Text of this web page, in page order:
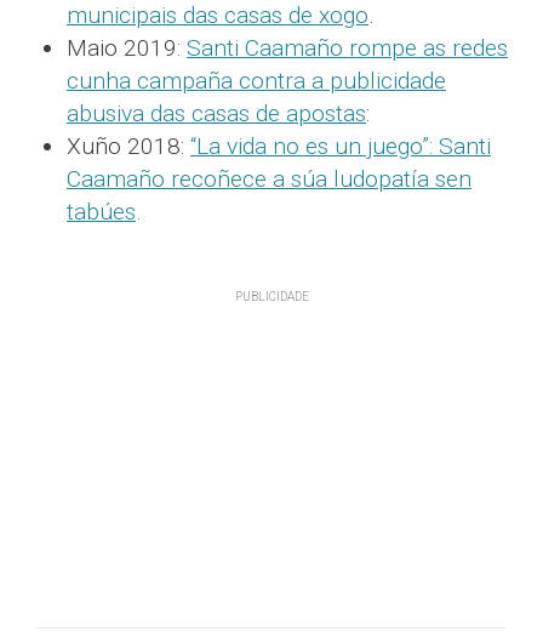
municipais das casas de xogo.
Maio 2019: Santi Caamaño rompe as redes
cunha campaña contra a publicidade
abusiva das casas de apostas:
Xuño 2018: “La vida no es un juego”: Santi
Caamaño recoñece a súa ludopatía sen
tabúes.